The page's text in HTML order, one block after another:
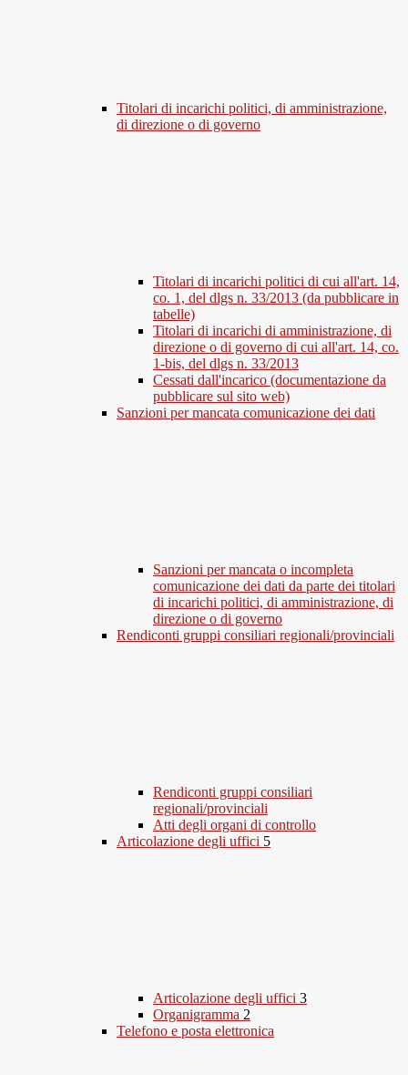
Titolari di incarichi politici, di amministrazione,
di direzione o di governo
Titolari di incarichi politici di cui all'art. 14,
co. 1, del dlgs n. 33/2013 (da pubblicare in
tabelle)
Titolari di incarichi di amministrazione, di
direzione o di governo di cui all'art. 14, co.
1-bis, del dlgs n. 33/2013
Cessati dall'incarico (documentazione da
pubblicare sul sito web)
Sanzioni per mancata comunicazione dei dati
Sanzioni per mancata o incompleta
comunicazione dei dati da parte dei titolari
di incarichi politici, di amministrazione, di
direzione o di governo
Rendiconti gruppi consiliari regionali/provinciali
Rendiconti gruppi consiliari
regionali/provinciali
Atti degli organi di controllo
Articolazione degli uffici 5
Articolazione degli uffici 3
Organigramma 2
Telefono e posta elettronica